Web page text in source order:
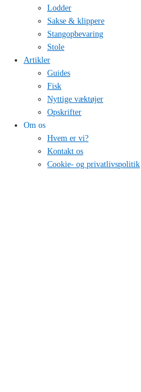
Lodder
Sakse & klippere
Stangopbevaring
Stole
Artikler
Guides
Fisk
Nyttige væktøjer
Opskrifter
Om os
Hvem er vi?
Kontakt os
Cookie- og privatlivspolitik